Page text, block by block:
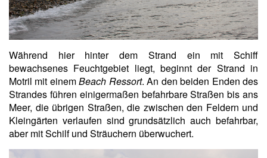
Während hier hinter dem Strand ein mit Schiff
bewachsenes Feuchtgebiet liegt, beginnt der Strand in
Motril mit einemBeach Ressort. An den beiden Enden des
Strandes führen einigermaßen befahrbare Straßen bis ans
Meer, die übrigen Straßen, die zwischen den Feldern und
Kleingärten verlaufen sind grundsätzlich auch befahrbar,
aber mit Schilf und Sträuchern überwuchert.